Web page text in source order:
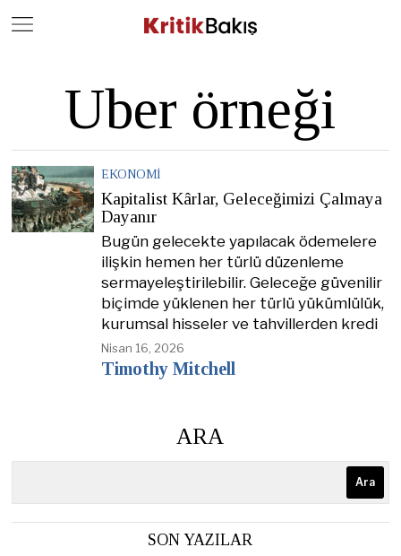
Uber örneği
EKONOMI
Kapitalist Kârlar, Geleceğimizi Çalmaya
Dayanır
Bugün gelecekte yapılacak ödemelere
ilişkin hemen her türlü düzenleme
sermayeleştirilebilir. Geleceğe güvenilir
biçimde yüklenen her türlü yükümlülük,
kurumsal hisseler ve tahvillerden kredi
Nisan 16, 2026
Timothy Mitchell
ARA
Ara
SON YAZILAR